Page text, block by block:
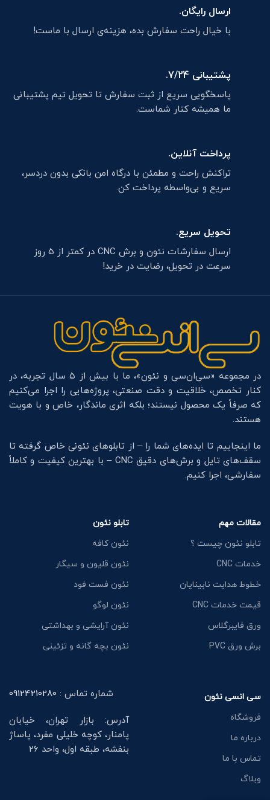
ارسال رایگان.
با خیال راحت سفارش بده، هزینه‌ی ارسال با ماست!
پشتیبانی 7/24.
پاسخگویی سریع از ثبت سفارش تا تحویل تیم پشتیبانی
ما همیشه کنار شماست.
پرداخت آنلاین.
تراکنش راحت و مطمئن با درگاه امن بانکی بدون دردسر،
سریع و بی‌واسطه پرداخت کن.
تحویل سریع.
ارسال سفارشات نئون و برش CNC در کمتر از 5 روز
سرعت در تحویل، رضایت در خرید!
در مجموعه «سی‌ان‌سی و نئون»، ما با بیش از ۵ سال تجربه، در
کنار تخصص، خلاقیت و دقت صنعتی، پروژه‌هایی را اجرا می‌کنیم
که صرفاً یک محصول نیستند؛ بلکه اثری ماندگار، خاص و با هویت
هستند.
ما اینجاییم تا ایده‌های شما را – از تابلوهای نئونی خاص گرفته تا
سقف‌های تایل و برش‌های دقیق CNC – با بهترین کیفیت و کاملاً
سفارشی، اجرا کنیم.
مقالات مهم
تابلو نئون چیست ؟
خدمات CNC
خطوط هدایت نابینایان
قیمت خدمات CNC
ورق فایبرگلاس
برش ورق PVC
تابلو نئون
نئون کافه
نئون قلیون و سیگار
نئون فست فود
نئون لوگو
نئون آرایشی و بهداشتی
نئون بچه گانه و تزئینی
سی انسی نئون
فروشگاه
درباره ما
تماس با ما
وبلاگ
شماره تماس : 09124210280
آدرس: بازار تهران، خیابان
پامنار، کوچه خلیلی مفرد، پاساژ
بنفشه، طبقه اول، واحد 26